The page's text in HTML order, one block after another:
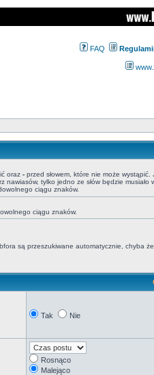
FAQ
oraz - przed słowem, które nie może wystąpić.
nawiasów, tylko jedno ze słów będzie musiało
ciągu znaków.
ciągu znaków.
są przeszukiwane automatycznie, chyba
Tak Nie
Rosnąco
Malejąco